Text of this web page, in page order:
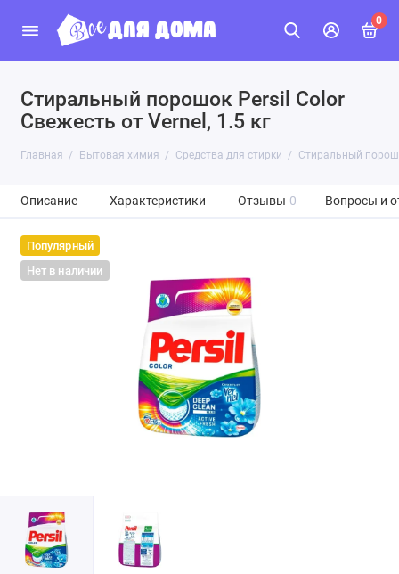
0
Стиральный порошок Persil Color
Свежесть от Vernel, 1.5 кг
Главная Бытовая химия Средства для стирки Стиральный
Описание Характеристики Отзывы 0 Вопросы и
Популярный
Нет в наличии